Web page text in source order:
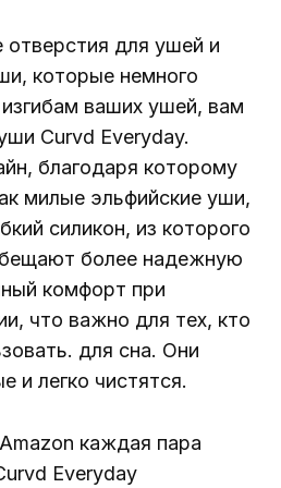
отверстия для ушей и
которые немного
ваших ушей, вам
Curvd Everyday.
благодаря которому
милые эльфийские уши,
силикон, из которого
более надежную
комфорт при
что важно для тех, кто
для сна. Они
и легко чистятся.
каждая пара
Everyday